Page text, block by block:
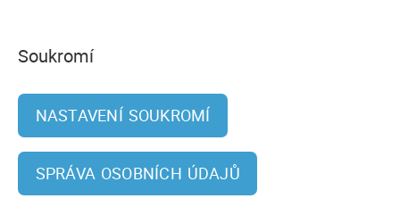
Soukromí
NASTAVENÍ SOUKROMÍ
SPRÁVA OSOBNÍCH ÚDAJŮ